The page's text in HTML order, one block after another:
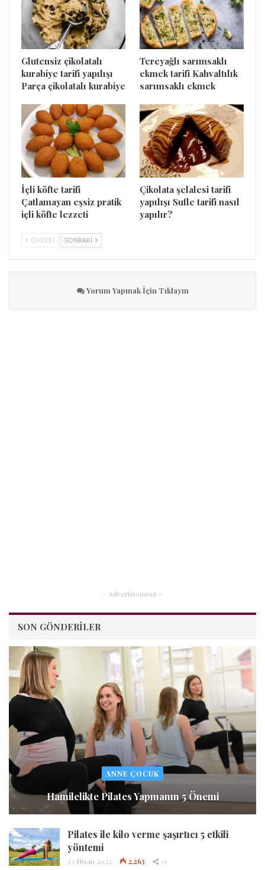
Glutensiz çikolatalı
kurabiye tarifi yapılışı
Parça çikolatalı kurabiye
Tereyağlı sarımsaklı
ekmek tarifi Kahvaltılık
sarımsaklı ekmek
İçli köfte tarifi
Çatlamayan eşsiz pratik
içli köfte lezzeti
Çikolata şelalesi tarifi
yapılışı Sufle tarifi nasıl
yapılır?
ÖNCEKI SONRAKI
Yorum Yapmak İçin Tıklayın
- Advertisement -
SON GÖNDERILER
ANNE ÇOCUK
Hamilelikte Pilates Yapmanın 5 Önemi
Pilates ile kilo verme şaşırtıcı 5 etkili
yöntemi
23 Nisan 2022 2.263 0